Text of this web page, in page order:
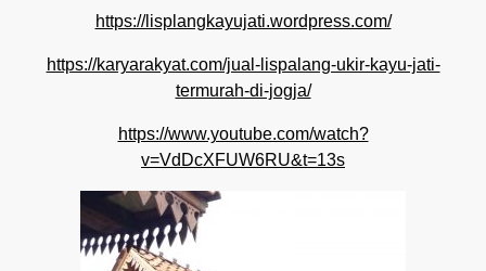
https://lisplangkayujati.wordpress.com/
https://karyarakyat.com/jual-lispalang-ukir-kayu-jati-
termurah-di-jogja/
https://www.youtube.com/watch?
v=VdDcXFUW6RU&t=13s